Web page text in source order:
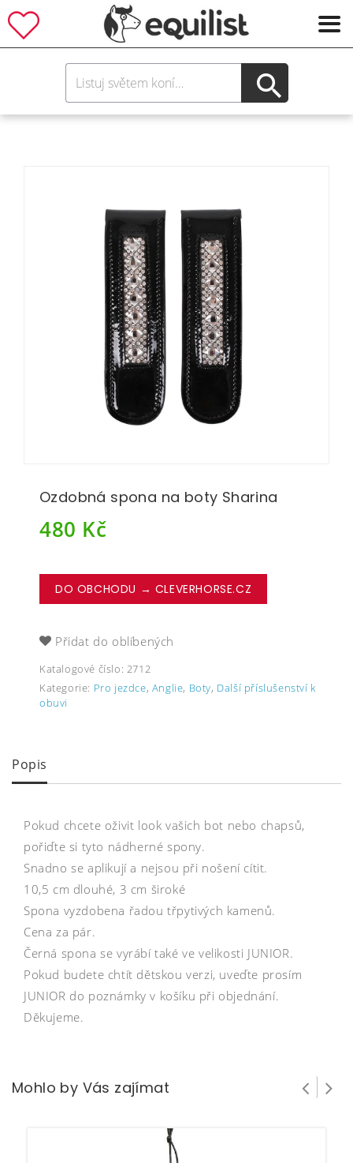
Ozdobná spona na boty Sharina
480 Kč
DO OBCHODU → CLEVERHORSE.CZ
Přidat do oblíbených
Katalogové číslo: 2712
Kategorie: Pro jezdce, Anglie, Boty, Další příslušenství k
obuvi
Popis
Pokud chcete oživit look vašich bot nebo chapsů,
pořiďte si tyto nádherné spony.
Snadno se aplikují a nejsou při nošení cítit.
10,5 cm dlouhé, 3 cm široké
Spona vyzdobena řadou třpytivých kamenů.
Cena za pár.
Černá spona se vyrábí také ve velikosti JUNIOR.
Pokud budete chtít dětskou verzi, uveďte prosím
JUNIOR do poznámky v košíku při objednání.
Děkujeme.
Mohlo by Vás zajímat